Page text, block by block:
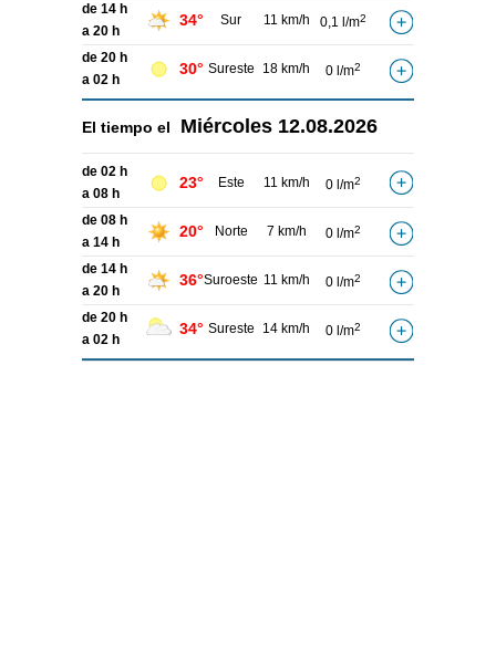
de 14 h
a 20 h
34° Sur 11 km/h 0,1 l/m2
de 20 h
a 02 h
30° Sureste 18 km/h 0 l/m2
El tiempo el Miércoles 12.08.2026
de 02 h
a 08 h
23° Este 11 km/h 0 l/m2
de 08 h
a 14 h
20° Norte 7 km/h 0 l/m2
de 14 h
a 20 h
36°Suroeste 11 km/h 0 l/m2
de 20 h
a 02 h
34° Sureste 14 km/h 0 l/m2